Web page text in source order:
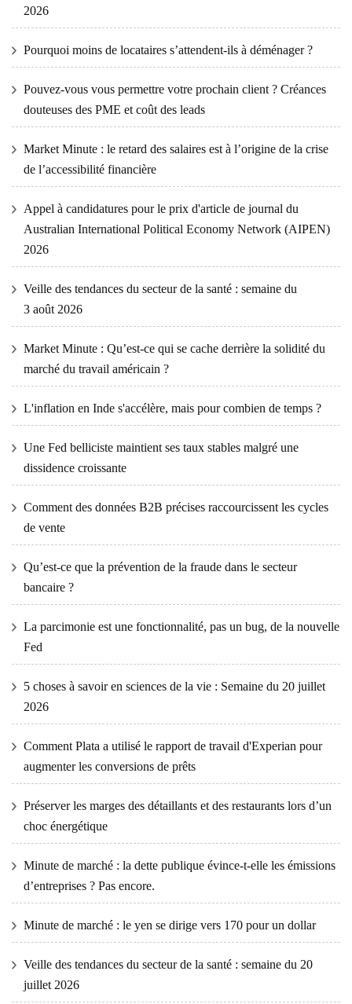
2026
Pourquoi moins de locataires s’attendent-ils à déménager ?
Pouvez-vous vous permettre votre prochain client ? Créances
douteuses des PME et coût des leads
Market Minute : le retard des salaires est à l’origine de la crise
de l’accessibilité financière
Appel à candidatures pour le prix d'article de journal du
Australian International Political Economy Network (AIPEN)
2026
Veille des tendances du secteur de la santé : semaine du
3 août 2026
Market Minute : Qu’est-ce qui se cache derrière la solidité du
marché du travail américain ?
L'inflation en Inde s'accélère, mais pour combien de temps ?
Une Fed belliciste maintient ses taux stables malgré une
dissidence croissante
Comment des données B2B précises raccourcissent les cycles
de vente
Qu’est-ce que la prévention de la fraude dans le secteur
bancaire ?
La parcimonie est une fonctionnalité, pas un bug, de la nouvelle
Fed
5 choses à savoir en sciences de la vie : Semaine du 20 juillet
2026
Comment Plata a utilisé le rapport de travail d'Experian pour
augmenter les conversions de prêts
Préserver les marges des détaillants et des restaurants lors d’un
choc énergétique
Minute de marché : la dette publique évince-t-elle les émissions
d’entreprises ? Pas encore.
Minute de marché : le yen se dirige vers 170 pour un dollar
Veille des tendances du secteur de la santé : semaine du 20
juillet 2026